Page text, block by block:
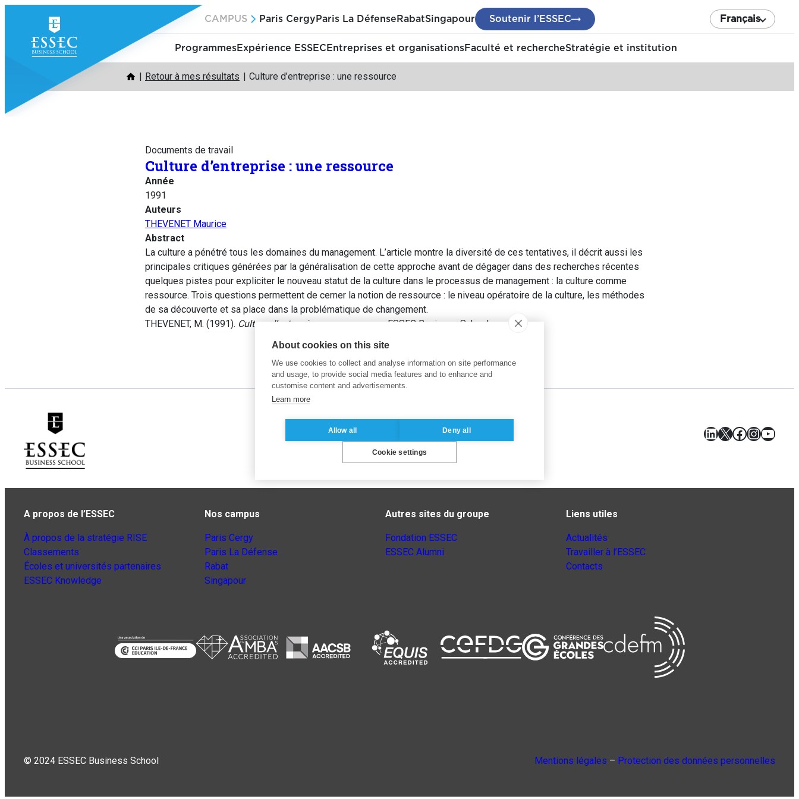
contenu
CAMPUS Paris Cergy Paris La Défense RabatSingapour Soutenir l’ESSEC Français
ProgrammesExpérience ESSEC Entreprises et organisationsFaculté et rechercheStratégie et institution
Retour à mes résultats Culture d’entreprise : une ressource
Documents de travail
Culture d’entreprise : une ressource
Année
1991
Auteurs
THEVENET Maurice
Abstract
La culture a pénétré tous les domaines du management. L’article montre la diversité de ces tentatives, il décrit aussi les
principales critiques générées par la généralisation de cette approche avant de dégager dans des recherches récentes
quelques pistes pour expliciter le nouveau statut de la culture dans le processus de management : la culture comme
ressource. Trois questions permettent de cerner la notion de ressource : le niveau opératoire de la culture, les méthodes
de sa découverte et sa place dans la problématique de changement.
THEVENET, M. (1991). Culture d’entreprise : une ressource. ESSEC Business School.
LinkedIn
X Facebook
A propos de l’ESSEC
À propos de la stratégie RISE
Classements
Écoles et universités partenaires
ESSEC Knowledge
Nos campus
Paris Cergy
Paris La Défense
Rabat
Singapour
Autres sites du groupe
Fondation ESSEC
ESSEC Alumni
Liens utiles
Actualités
Travailler à l’ESSEC
Contacts
© 2024 ESSEC Business School Mentions légales – Protection des données personnelles
About cookies on this site
We use cookies to collect and analyse information on site performance
and usage, to provide social media features and to enhance and
customise content and advertisements.
Learn more
Allow all Deny all
Cookie settings